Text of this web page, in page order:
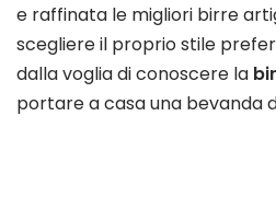
e raffinata le migliori birre
scegliere il proprio stile
dalla voglia di conoscere la
portare a casa una bevanda